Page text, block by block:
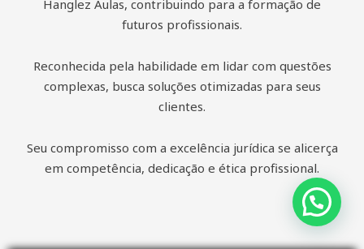
Hanglez Aulas, contribuindo para a formação de
futuros profissionais.
Reconhecida pela habilidade em lidar com questões
complexas, busca soluções otimizadas para seus
clientes.
Seu compromisso com a excelência jurídica se alicerça
em competência, dedicação e ética profissional.